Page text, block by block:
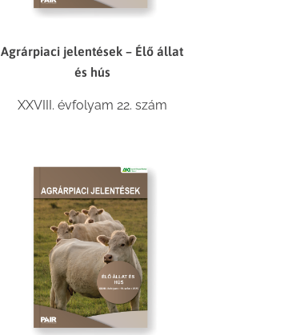
Agrárpiaci jelentések – Élő állat
és hús
XXVIII. évfolyam 22. szám